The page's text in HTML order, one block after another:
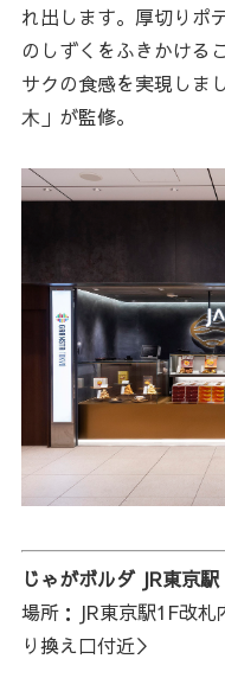
れ出します。厚切りポ
のしずくをふきかける
サクの食感を実現しま
⽊」が監修。
じゃがボルダ JR東京
場所：JR東京駅1F改
り換え口付近＞